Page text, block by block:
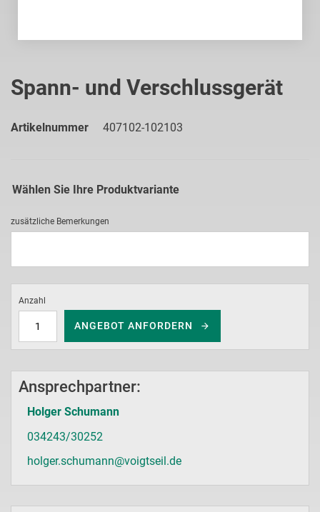
Spann- und Verschlussgerät
Artikelnummer 407102-102103
Wählen Sie Ihre Produktvariante
zusätzliche Bemerkungen
Anzahl
ANGEBOT ANFORDERN
Ansprechpartner:
Holger Schumann
034243/30252
holger.schumann@voigtseil.de
Anfang
der
springen